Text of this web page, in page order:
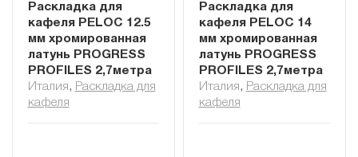
Раскладка для
кафеля PELOC 12.5
мм хромированная
латунь PROGRESS
PROFILES 2,7метра
Италия , Раскладка для
кафеля
Раскладка для
кафеля PELOC 14
мм хромированная
латунь PROGRESS
PROFILES 2,7метра
Италия , Раскладка для
кафеля